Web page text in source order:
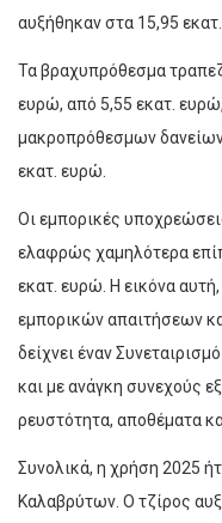
αυξήθηκαν στα 15,95
Τα βραχυπρόθεσμα
ευρώ, από 5,55 εκατ.
μακροπρόθεσμων
εκατ. ευρώ.
Οι εμπορικές
ελαφρώς χαμηλότερα
εκατ. ευρώ. Η εικόνα
εμπορικών απαιτήσεων
δείχνει έναν
και με ανάγκη συνεχούς
ρευστότητα, αποθέματα
Συνολικά, η χρήση 2025
Καλαβρύτων. Ο τζίρος